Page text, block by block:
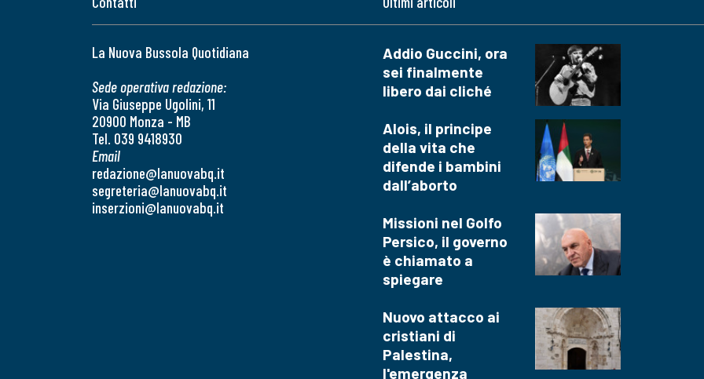
La Nuova Bussola Quotidiana
Sede operativa redazione:
Via Giuseppe Ugolini, 11
20900 Monza - MB
Tel. 039 9418930
Email
redazione@lanuovabq.it
segreteria@lanuovabq.it
inserzioni@lanuovabq.it
Addio Guccini, ora
sei finalmente
libero dai cliché
Alois, il principe
della vita che
difende i bambini
dall’aborto
Missioni nel Golfo
Persico, il governo
è chiamato a
spiegare
Nuovo attacco ai
cristiani di
Palestina,
l'emergenza